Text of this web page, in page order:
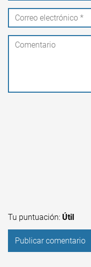
Tu puntuación: Útil